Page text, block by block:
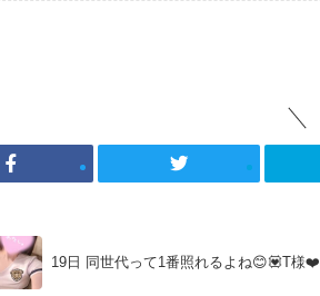
19日 同世代って1番照れるよね😊💟T様❤️